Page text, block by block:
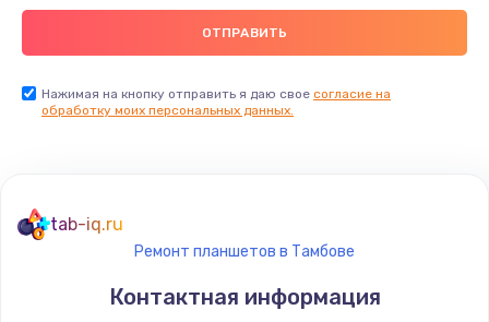
Замена термопасты
Заказать
2300 руб.
Нажимая на кнопку отправить я даю свое согласие на
обработку моих персональных данных.
tab-iq.ru
Ремонт планшетов в Тамбове
Контактная информация